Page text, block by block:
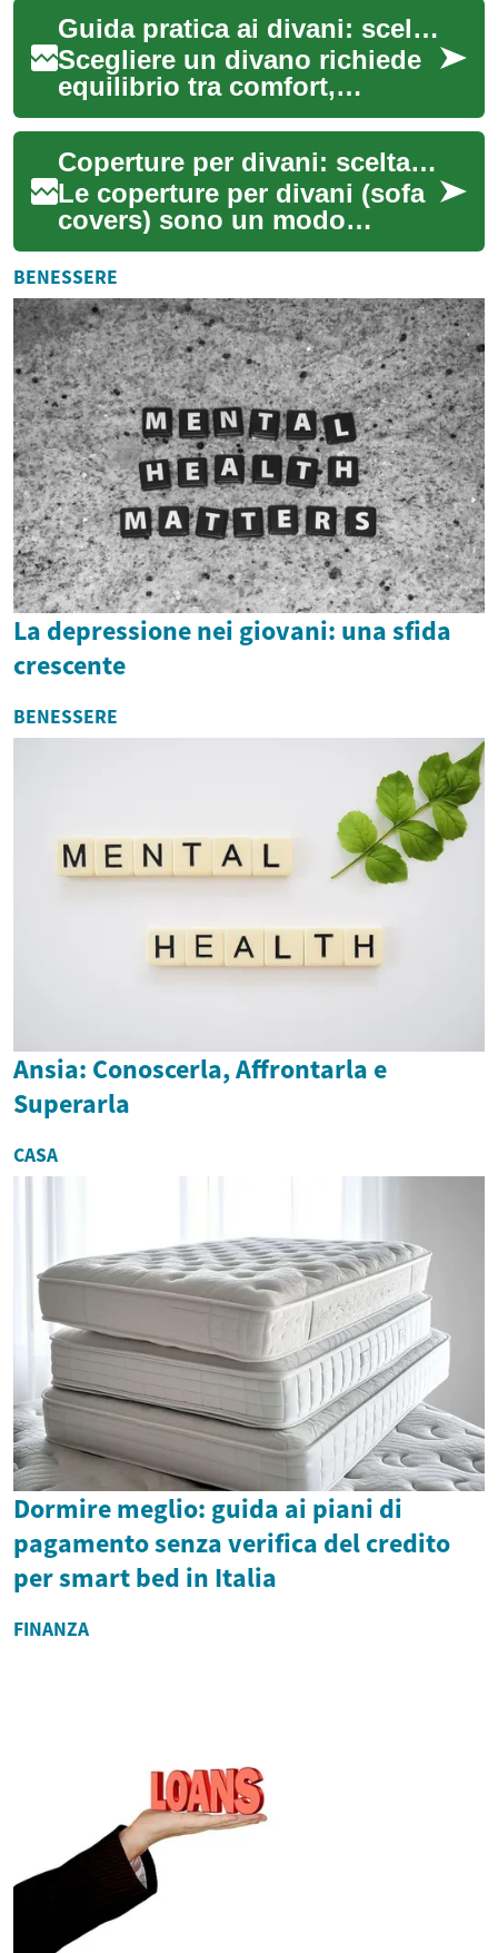
dimensioni...
Guida pratica ai divani: scelta, costi e opzioni di pagamento
Scegliere un divano richiede
equilibrio tra comfort,
estetica e budget. Questo
articolo spiega come valutare
material...
Coperture per divani: scelta, stile e manutenzione
Le coperture per divani (sofa
covers) sono un modo
semplice per proteggere il
mobilio, dare nuova vita a
uno spazio e...
BENESSERE
La depressione nei giovani: una sfida
crescente
BENESSERE
Ansia: Conoscerla, Affrontarla e
Superarla
CASA
Dormire meglio: guida ai piani di
pagamento senza verifica del credito
per smart bed in Italia
FINANZA